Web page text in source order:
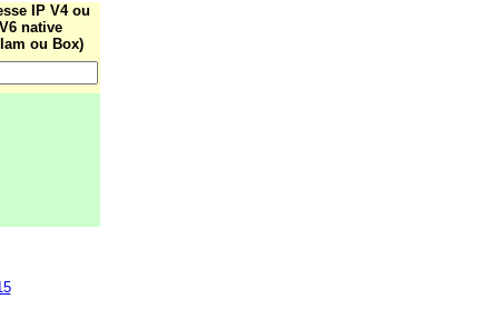
IP V4 ou
V6 native
ou Box)